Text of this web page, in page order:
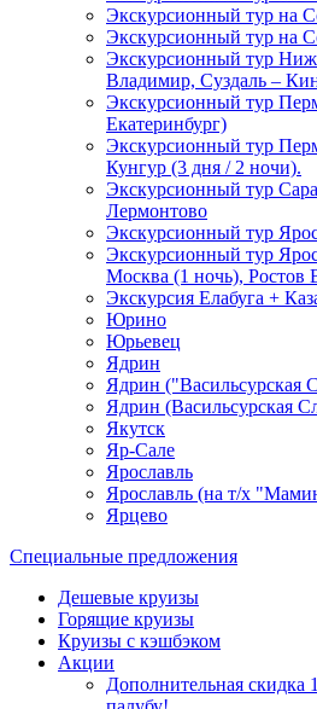
Экскурсионный тур на
Экскурсионный тур на
Экскурсионный тур
Владимир, Суздаль –
Экскурсионный тур
Екатеринбург)
Экскурсионный тур
Кунгур (3 дня / 2 ночи).
Экскурсионный тур
Лермонтово
Экскурсионный тур
Экскурсионный тур
Москва (1 ночь), Ростов
Экскурсия Елабуга +
Юрино
Юрьевец
Ядрин
Ядрин ("Васильсурская
Ядрин (Васильсурская
Якутск
Яр-Сале
Ярославль
Ярославль (на т/х
Ярцево
Специальные предложения
Дешевые круизы
Горящие круизы
Круизы с кэшбэком
Акции
Дополнительная